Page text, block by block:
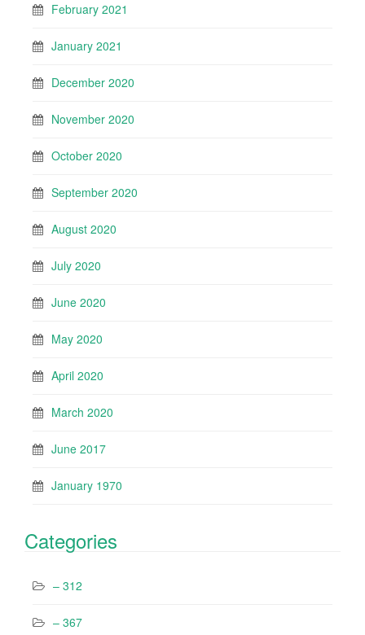
February 2021
January 2021
December 2020
November 2020
October 2020
September 2020
August 2020
July 2020
June 2020
May 2020
April 2020
March 2020
June 2017
January 1970
Categories
– 312
– 367